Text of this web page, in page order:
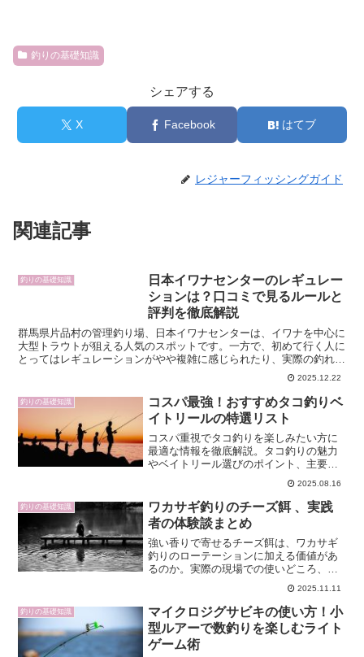
釣りの基礎知識
シェアする
X Facebook はてブ
レジャーフィッシングガイド
関連記事
釣りの基礎知識
日本イワナセンターのレギュレー
ションは？口コミで見るルールと
評判を徹底解説
群馬県片品村の管理釣り場、日本イワナセンターは、イワナを中心に
大型トラウトが狙える人気のスポットです。一方で、初めて行く人に
とってはレギュレーションがやや複雑に感じられたり、実際の釣れ具
合や雰囲気が気になるところだと思います。そこで本記事で...2025.12.22
釣りの基礎知識
コスパ最強！おすすめタコ釣りベ
イトリールの特選リスト
コスパ重視でタコ釣りを楽しみたい方に
最適な情報を徹底解説。タコ釣りの魅力
やベイトリール選びのポイント、主要メ
ーカー別のおすすめリール、そして選び
方のコツまで幅広く網羅しています。
「タコ釣り ベイトリール」で迷っている
初心者から経験者まで納得...
2025.08.16
釣りの基礎知識
ワカサギ釣りのチーズ餌 、実践
者の体験談まとめ
強い香りで寄せるチーズ餌は、ワカサギ
釣りのローテーションに加える価値があ
るのか。実際の現場での使いどころ、作
り方、付け方、他餌との使い分けまでを
専門的に解説します。本稿では、初心者
でも再現しやすい手順に絞りつつ、経験
者が知りたい一歩踏み込ん...
2025.11.11
釣りの基礎知識
マイクロジグサビキの使い方！小
型ルアーで数釣りを楽しむライト
ゲーム術